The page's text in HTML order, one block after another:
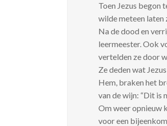
Toen Jezus begon
wilde meteen laten
Na de dood en
leermeester. Ook
vertelden ze door
Ze deden wat
Hem, braken het
van de wijn: “Dit is
Om weer opnieuw
voor een